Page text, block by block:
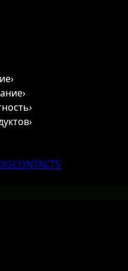
›
›
›
›
CONTACTS